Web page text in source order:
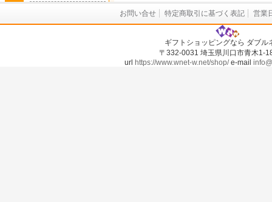
お問い合せ 特定商取引に基づく表記 営業
ギフトショッピングなら ダブル
〒332-0031 埼玉県川口市青木1-
url https://www.wnet-w.net/shop/e-mail